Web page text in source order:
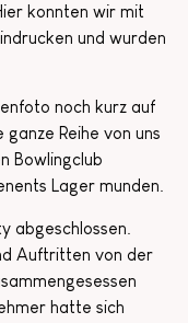
konnten wir mit
und wurden
noch kurz auf
Reihe von uns
Bowlingclub
Lager munden.
abgeschlossen.
Auftritten von der
hatte sich